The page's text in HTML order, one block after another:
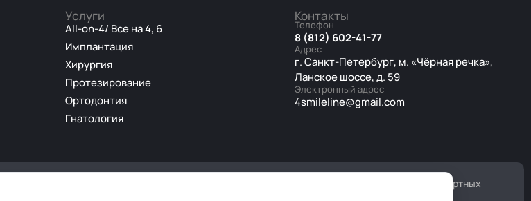
Услуги
All-on-4/ Все на 4, 6
Имплантация
Хирургия
Протезирование
Ортодонтия
Гнатология
Контакты
Телефон
8 (812) 602-41-77
Адрес
г. Санкт-Петербург, м. «Чёрная речка»,
Ланское шоссе, д. 59
Электронный адрес
4smileline@gmail.com
Улыбки» оказывает все виды стоматологических услуг. В нашем центре Вы сможете в комфортных
лечение с учётом Ваших пожеланий.